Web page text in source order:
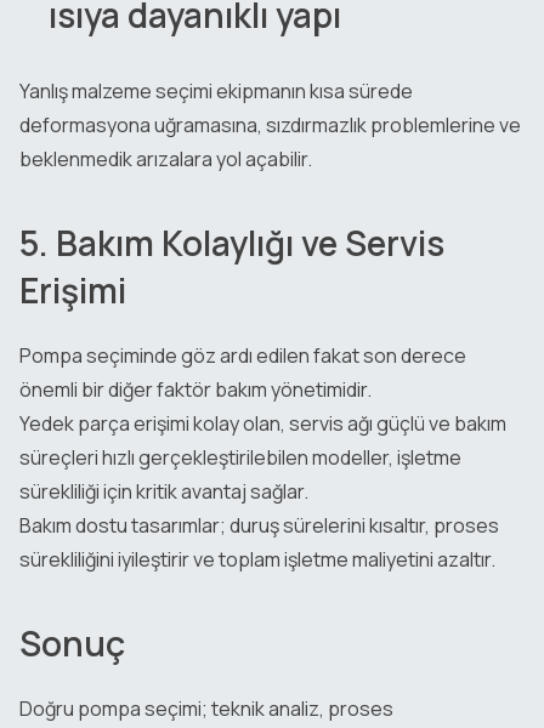
ısıya dayanıklı yapı
Yanlış malzeme seçimi ekipmanın kısa sürede
deformasyona uğramasına, sızdırmazlık problemlerine ve
beklenmedik arızalara yol açabilir.
5. Bakım Kolaylığı ve Servis
Erişimi
Pompa seçiminde göz ardı edilen fakat son derece
önemli bir diğer faktör bakım yönetimidir.
Yedek parça erişimi kolay olan, servis ağı güçlü ve bakım
süreçleri hızlı gerçekleştirilebilen modeller, işletme
sürekliliği için kritik avantaj sağlar.
Bakım dostu tasarımlar; duruş sürelerini kısaltır, proses
sürekliliğini iyileştirir ve toplam işletme maliyetini azaltır.
Sonuç
Doğru pompa seçimi; teknik analiz, proses